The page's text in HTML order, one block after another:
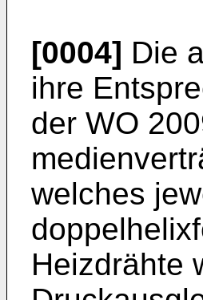
[0004] Die
ihre
der WO
welches
Heizdrähte